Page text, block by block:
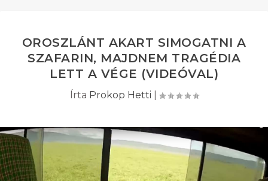
OROSZLÁNT AKART SIMOGATNI A
SZAFARIN, MAJDNEM TRAGÉDIA
LETT A VÉGE (VIDEÓVAL)
Írta Prokop Hetti